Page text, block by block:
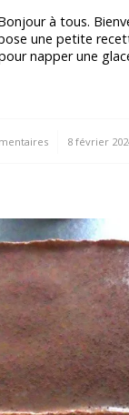
à tous.
une petite
napper une
/ 8 février